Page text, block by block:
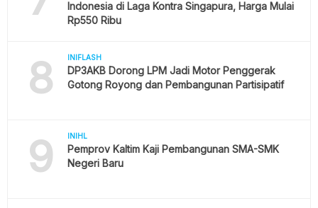
Indonesia di Laga Kontra Singapura, Harga Mulai
Rp550 Ribu
8 INIFLASH
DP3AKB Dorong LPM Jadi Motor Penggerak
Gotong Royong dan Pembangunan Partisipatif
9 INIHL
Pemprov Kaltim Kaji Pembangunan SMA-SMK
Negeri Baru